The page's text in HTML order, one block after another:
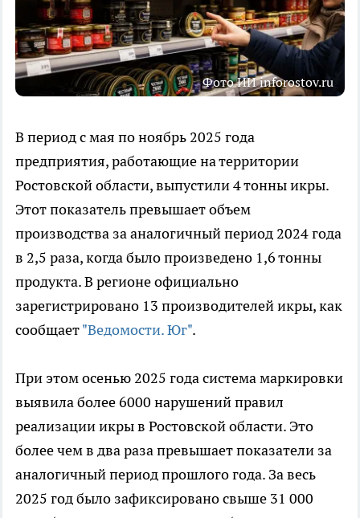
Фото ИИ inforostov.ru
В период с мая по ноябрь 2025 года
предприятия, работающие на территории
Ростовской области, выпустили 4 тонны икры.
Этот показатель превышает объем
производства за аналогичный период 2024 года
в 2,5 раза, когда было произведено 1,6 тонны
продукта. В регионе официально
зарегистрировано 13 производителей икры, как
сообщает"Ведомости. Юг".
При этом осенью 2025 года система маркировки
выявила более 6000 нарушений правил
реализации икры в Ростовской области. Это
более чем в два раза превышает показатели за
аналогичный период прошлого года. За весь
2025 год было зафиксировано свыше 31 000